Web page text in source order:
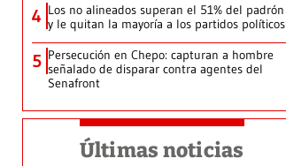
4 Los no alineados superan el 51% del padrón
y le quitan la mayoría a los partidos políticos
5 Persecución en Chepo: capturan a hombre
señalado de disparar contra agentes del
Senafront
Últimas noticias